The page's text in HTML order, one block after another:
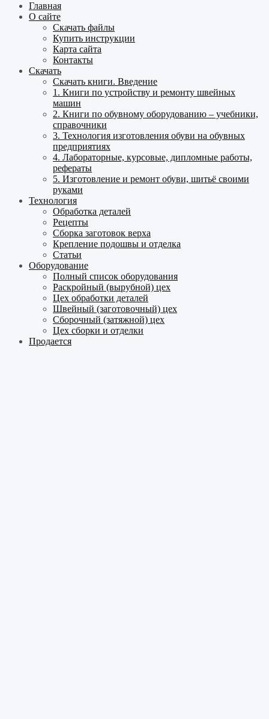
Главная
О сайте
Скачать файлы
Купить инструкции
Карта сайта
Контакты
Скачать
Скачать книги. Введение
1. Книги по устройству и ремонту швейных
машин
2. Книги по обувному оборудованию – учебники,
справочники
3. Технология изготовления обуви на обувных
предприятиях
4. Лабораторные, курсовые, дипломные работы,
рефераты
5. Изготовление и ремонт обуви, шитьё своими
руками
Технология
Обработка деталей
Рецепты
Сборка заготовок верха
Крепление подошвы и отделка
Статьи
Оборудование
Полный список оборудования
Раскройный (вырубной) цех
Цех обработки деталей
Швейный (заготовочный) цех
Сборочный (затяжной) цех
Цех сборки и отделки
Продается